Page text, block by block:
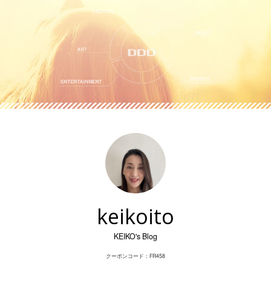
keikoito
KEIKO's Blog
クーポンコード：FR458